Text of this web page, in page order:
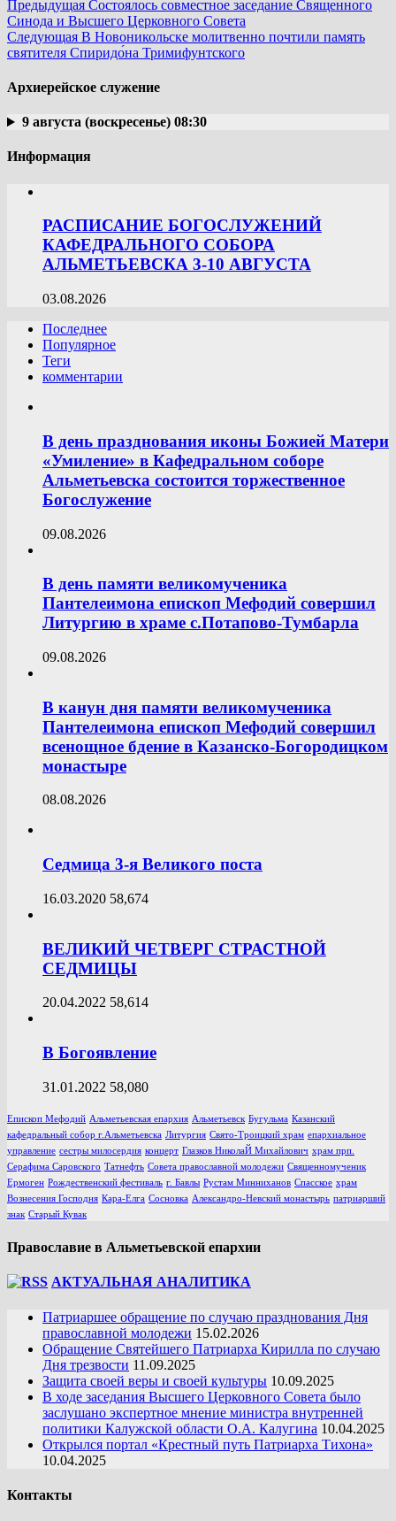
Предыдущая Состоялось совместное заседание Священного
Синода и Высшего Церковного Совета
Следующая В Новоникольске молитвенно почтили память
святителя Спиридо́на Тримифунтского
Архиерейское служение
9 августа (воскресенье) 08:30
Информация
РАСПИСАНИЕ БОГОСЛУЖЕНИЙ
КАФЕДРАЛЬНОГО СОБОРА
АЛЬМЕТЬЕВСКА 3-10 АВГУСТА
03.08.2026
Последнее
Популярное
Теги
комментарии
В день празднования иконы Божией Матери
«Умиление» в Кафедральном соборе
Альметьевска состоится торжественное
Богослужение
09.08.2026
В день памяти великомученика
Пантелеимона епископ Мефодий совершил
Литургию в храме с.Потапово-Тумбарла
09.08.2026
В канун дня памяти великомученика
Пантелеимона епископ Мефодий совершил
всенощное бдение в Казанско-Богородицком
монастыре
08.08.2026
Седмица 3-я Великого поста
16.03.2020 58,674
ВЕЛИКИЙ ЧЕТВЕРГ СТРАСТНОЙ
СЕДМИЦЫ
20.04.2022 58,614
В Богоявление
31.01.2022 58,080
Епископ Мефодий Альметьевская епархия Альметьевск Бугульма Казанский
кафедральный собор г.Альметьевска Литургия Свято-Троицкий храм епархиальное
управление сестры милосердия концерт Глазков НиколаЙ Михайлович храм прп.
Серафима Саровского Татнефть Совета православной молодежи Священномученик
Ермоген Рождественский фестиваль г. Бавлы Рустам Минниханов Спасское храм
Вознесения Господня Кара-Елга Сосновка Александро-Невский монастырь патриарший
знак Старый Кувак
Православие в Альметьевской епархии
АКТУАЛЬНАЯ АНАЛИТИКА
Патриаршее обращение по случаю празднования Дня
православной молодежи 15.02.2026
Обращение Святейшего Патриарха Кирилла по случаю
Дня трезвости 11.09.2025
Защита своей веры и своей культуры 10.09.2025
В ходе заседания Высшего Церковного Совета было
заслушано экспертное мнение министра внутренней
политики Калужской области О.А. Калугина 10.04.2025
Открылся портал «Крестный путь Патриарха Тихона»
10.04.2025
Контакты